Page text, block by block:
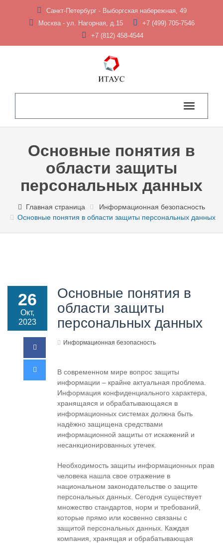
Санкт-Петербург - Выборгская набережная, 49
Москва - ул. Нагорная, д.15
+7 (499) 705-7546
+7 (812) 458-4544
Toggle
navigation
Основные понятия в
области защиты
персональных данных
Главная страница
Информационная безопасность
Основные понятия в области защиты персональных данных
26
Окт,
2023
Основные понятия в
области защиты
персональных данных
Информационная безопасность
В современном мире вопрос защиты
информации – крайне актуальная проблема.
Информация конфиденциального характера,
хранящаяся и обрабатывающаяся в
информационных системах должна быть
надёжно защищена средствами
информационной защиты от искажений и
несанкционированных утечек.
Необходимость защиты информационных прав
человека нашла свое отражение в
национальном законодательстве о защите
персональных данных. Сегодня существует
множество стандартов, норм и требований,
которые прямо или косвенно связаны с
защитой персональных данных. Каждая
компания, хранящая и обрабатывающая